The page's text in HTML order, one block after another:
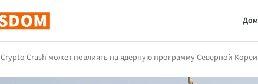
Дом
Crypto Crash может повлиять на ядерную программу Северной Кореи